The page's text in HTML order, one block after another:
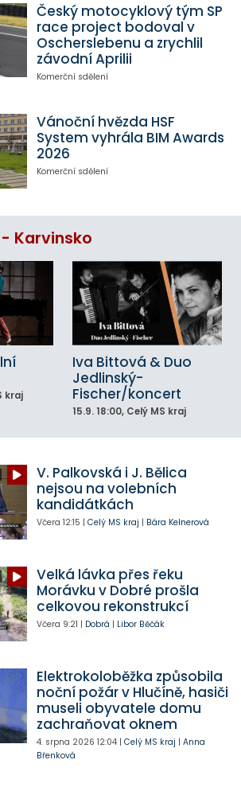
Český motocyklový tým SP
race project bodoval v
Oscherslebenu a zrychlil
závodní Aprilii
Komerční sdělení
Vánoční hvězda HSF
System vyhrála BIM Awards
2026
Komerční sdělení
Karvinsko
kraj
Iva Bittová & Duo
Jedlinský-
Fischer/koncert
15.9. 18:00, Celý MS kraj
V. Palkovská i J. Bělica
nejsou na volebních
kandidátkách
Včera 12:15 | Celý MS kraj | Bára Kelnerová
Velká lávka přes řeku
Morávku v Dobré prošla
celkovou rekonstrukcí
Včera 9:21 | Dobrá | Libor Běčák
Elektrokoloběžka způsobila
noční požár v Hlučíně, hasiči
museli obyvatele domu
zachraňovat oknem
4. srpna 2026 12:04| Celý MS kraj | Anna
Břenková